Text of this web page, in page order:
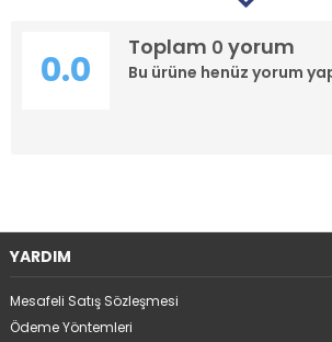
Toplam 0 yorum
Bu ürüne henüz yorum
0.0
YARDIM
Mesafeli Satış Sözleşmesi
Ödeme Yöntemleri